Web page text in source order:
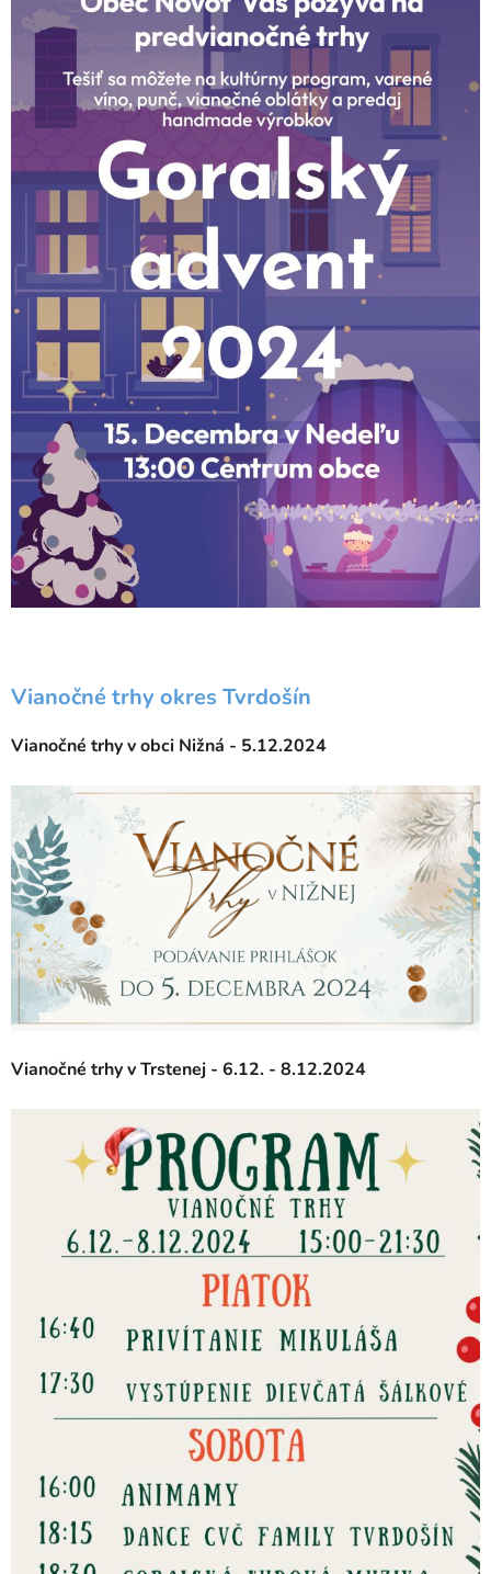
Vianočné trhy okres Tvrdošín
Vianočné trhy v obci Nižná - 5.12.2024
Vianočné trhy v Trstenej - 6.12. - 8.12.2024